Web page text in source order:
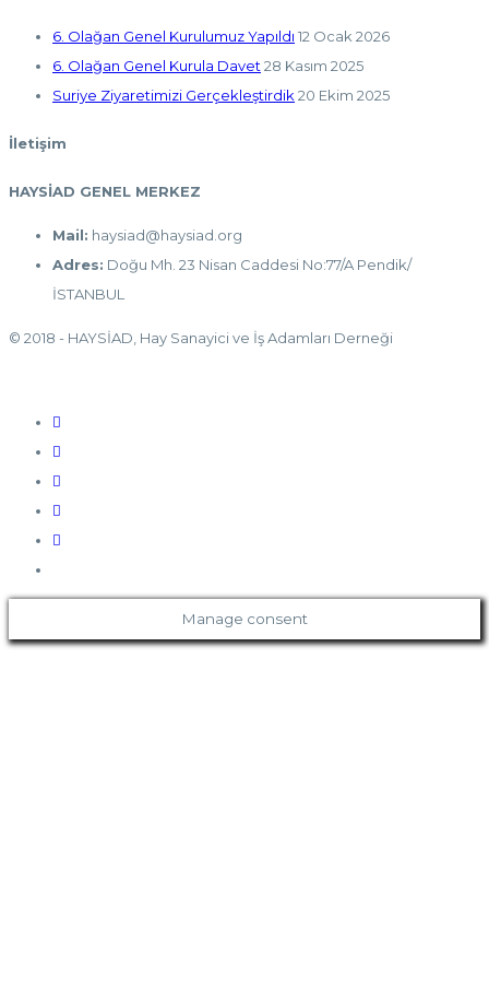
6. Olağan Genel Kurulumuz Yapıldı 12 Ocak 2026
6. Olağan Genel Kurula Davet 28 Kasım 2025
Suriye Ziyaretimizi Gerçekleştirdik 20 Ekim 2025
İletişim
HAYSİAD GENEL MERKEZ
Mail: haysiad@haysiad.org
Adres: Doğu Mh. 23 Nisan Caddesi No:77/A Pendik/
İSTANBUL
© 2018 - HAYSİAD, Hay Sanayici ve İş Adamları Derneği
Manage consent